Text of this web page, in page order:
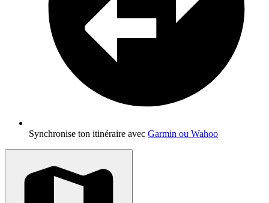
Synchronise ton itinéraire avec Garmin ou Wahoo